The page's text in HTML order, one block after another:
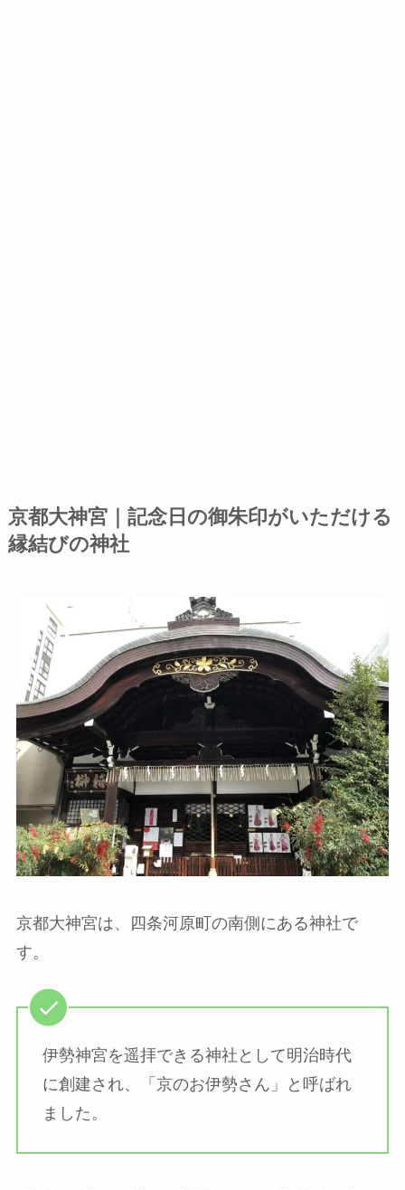
京都大神宮｜記念日の御朱印がいただける
縁結びの神社
京都大神宮は、四条河原町の南側にある神社で
す。
伊勢神宮を遥拝できる神社として明治時代
に創建され、「京のお伊勢さん」と呼ばれ
ました。